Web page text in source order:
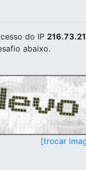
do IP
abaixo.
[trocar